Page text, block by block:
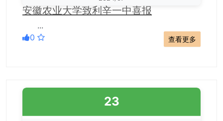
安徽农业大学致利辛一中喜报
...
0
查看更多
23